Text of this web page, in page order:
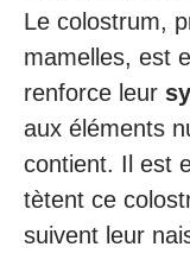
Le colostrum,
mamelles, est
renforce leur
aux éléments
contient. Il est
tètent ce
suivent leur